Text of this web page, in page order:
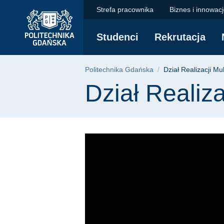
głównego
wyszukiwarki
Dział Realizacji
Strefa pracownika Biznes i
Studenci Rekrutacja
Ścieżka
Politechnika Gdańska Dział Realizacji
Treść strony
Dział